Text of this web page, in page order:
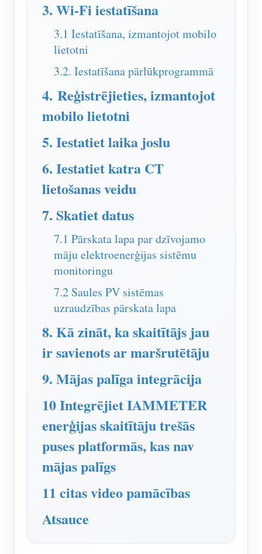
IAMMETER simulators
Enerģijas prognozēšanas un simulācijas sistēma
Lietojumprogrammas
Saules PV sistēmas enerģijas monitors
Elektroenerģijas patēriņa monitors
PV sildītāja vadības sistēma
Mājas automatizācija
Rūpnīcas enerģijas uzraudzība
Veikals
Resursi
Produkta īsais ievads
Dokuments
Apmācības video
FAQ
Jaunumi
Blogi
kopiena
Izstrādātājs
Izpētīt
Atlīdzības programma
Sazināties
Par mums
3. Wi-Fi iestatīšana
3.1 Iestatīšana, izmantojot mobilo
lietotni
3.2. Iestatīšana pārlūkprogrammā
4. Reģistrējieties, izmantojot
mobilo lietotni
5. Iestatiet laika joslu
6. Iestatiet katra CT
lietošanas veidu
7. Skatiet datus
7.1 Pārskata lapa par dzīvojamo
māju elektroenerģijas sistēmu
monitoringu
7.2 Saules PV sistēmas
uzraudzības pārskata lapa
8. Kā zināt, ka skaitītājs jau
ir savienots ar maršrutētāju
9. Mājas palīga integrācija
10 Integrējiet IAMMETER
enerģijas skaitītāju trešās
puses platformās, kas nav
mājas palīgs
11 citas video pamācības
Atsauce